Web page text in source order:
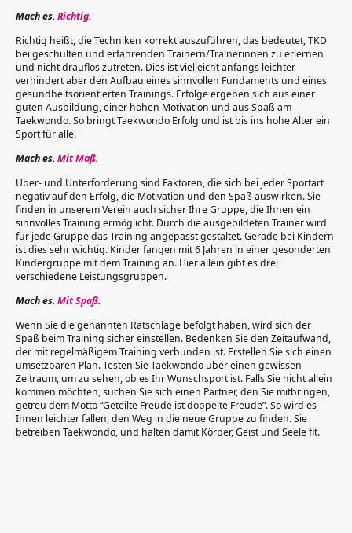
Mach es.Richtig.
Richtig heißt, die Techniken korrekt auszuführen, das bedeutet, TKD
bei geschulten und erfahrenden Trainern/Trainerinnen zu erlernen
und nicht drauflos zutreten. Dies ist vielleicht anfangs leichter,
verhindert aber den Aufbau eines sinnvollen Fundaments und eines
gesundheitsorientierten Trainings. Erfolge ergeben sich aus einer
guten Ausbildung, einer hohen Motivation und aus Spaß am
Taekwondo. So bringt Taekwondo Erfolg und ist bis ins hohe Alter ein
Sport für alle.
Mach es.Mit Maß.
Über- und Unterforderung sind Faktoren, die sich bei jeder Sportart
negativ auf den Erfolg, die Motivation und den Spaß auswirken. Sie
finden in unserem Verein auch sicher Ihre Gruppe, die Ihnen ein
sinnvolles Training ermöglicht. Durch die ausgebildeten Trainer wird
für jede Gruppe das Training angepasst gestaltet. Gerade bei Kindern
ist dies sehr wichtig. Kinder fangen mit 6 Jahren in einer gesonderten
Kindergruppe mit dem Training an. Hier allein gibt es drei
verschiedene Leistungsgruppen.
Mach es.Mit Spaß.
Wenn Sie die genannten Ratschläge befolgt haben, wird sich der
Spaß beim Training sicher einstellen. Bedenken Sie den Zeitaufwand,
der mit regelmäßigem Training verbunden ist. Erstellen Sie sich einen
umsetzbaren Plan. Testen Sie Taekwondo über einen gewissen
Zeitraum, um zu sehen, ob es Ihr Wunschsport ist. Falls Sie nicht allein
kommen möchten, suchen Sie sich einen Partner, den Sie mitbringen,
getreu dem Motto “Geteilte Freude ist doppelte Freude”. So wird es
Ihnen leichter fallen, den Weg in die neue Gruppe zu finden. Sie
betreiben Taekwondo, und halten damit Körper, Geist und Seele fit.